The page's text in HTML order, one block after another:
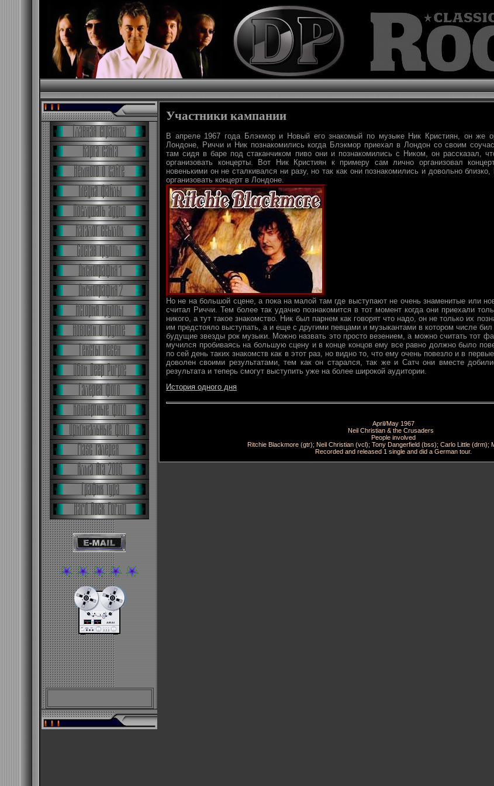
Участники кампании
В апреле 1967 года Блэкмор и Новый его знакомый по музыке Ник Кристиян, он же
Лондоне, Риччи и Ник познакомились когда Блэкмор приехал в Лондон со своим
там сидя в баре под стаканчиком пиво они и познакомились с Ником, он рассказал,
организовать концерты. Вот Ник Кристиян к примеру сам лично организовал
новенькими он не сталкивался ни разу, но так как они познакомились и довольно
организовать концерт в Лондоне.
Но не на большой сцене, а пока на малой там где выступают не очень знаменитые или
считал Риччи. Тем более так удачно познакомится в тот момент когда они приехали
никого, а тут такое знакомство. Ник был парнем как говорят что надо, он не только их
им предстояло выступать, а и еще с другими певцами и музыкантами в котором числе
будущие звезды рок музыки. Можно назвать это просто везением, а можно считать тот
мучился пробиваясь на большую сцену и в конце концов ему все равно должно было
по сей день таких знакомств как в этот раз, но видно то, что ему очень повезло и в
доволен своими результатами, тем как он старался, так же и Сатч они вместе
результата и теперь смогут выступить уже на более широкой аудитории.
История одного дня
April/May 1967
Neil Christian & the Crusaders
People involved
Ritchie Blackmore (gtr); Neil Christian (vcl); Tony Dangerfield (bss); Carlo Little (drm);
Recorded and released 1 single and did a German tour.